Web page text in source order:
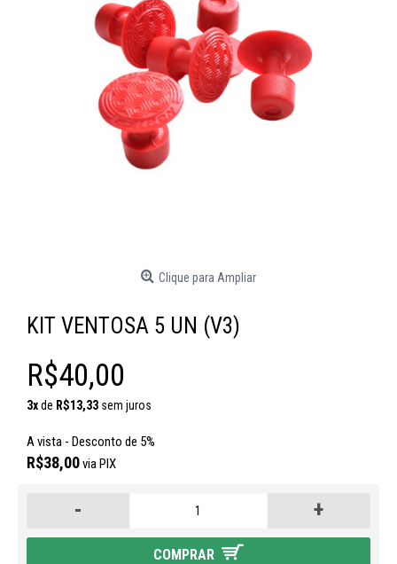
Clique para Ampliar
KIT VENTOSA 5 UN (V3)
R$40,00
3xde R$13,33 sem juros
A vista - Desconto de 5%
R$38,00via PIX
- +
COMPRAR